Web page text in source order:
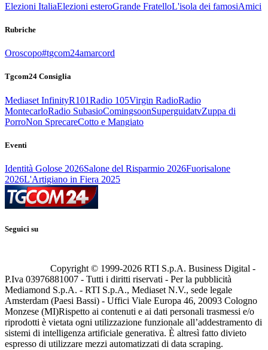
Elezioni ItaliaElezioni esteroGrande FratelloL'isola dei famosiAmici
Rubriche
Oroscopo#tgcom24amarcord
Tgcom24 Consiglia
Mediaset InfinityR101Radio 105Virgin RadioRadio
MontecarloRadio SubasioComingsoonSuperguidatvZuppa di
PorroNon SprecareCotto e Mangiato
Eventi
Identità Golose 2026Salone del Risparmio 2026Fuorisalone
2026L'Artigiano in Fiera 2025
Seguici su
Copyright © 1999-2026 RTI S.p.A. Business Digital -
P.Iva 03976881007 - Tutti i diritti riservati - Per la pubblicità
Mediamond S.p.A. - RTI S.p.A., Mediaset N.V., sede legale
Amsterdam (Paesi Bassi) - Uffici Viale Europa 46, 20093 Cologno
Monzese (MI)Rispetto ai contenuti e ai dati personali trasmessi e/o
riprodotti è vietata ogni utilizzazione funzionale all’addestramento di
sistemi di intelligenza artificiale generativa. È altresì fatto divieto
espresso di utilizzare mezzi automatizzati di data scraping.